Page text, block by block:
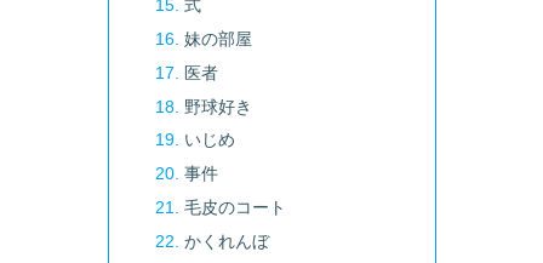
式
妹の部屋
医者
野球好き
いじめ
事件
毛皮のコート
かくれんぼ